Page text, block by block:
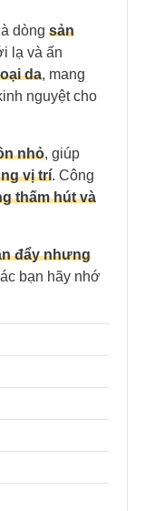
dòng sản
lạ và ấn
da, mang
nguyệt cho
nhỏ, giúp
vị trí. Công
thấm hút và
đẩy nhưng
bạn hãy nhớ